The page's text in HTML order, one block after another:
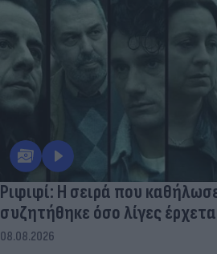
Ριφιφί: Η σειρά που
συζητήθηκε όσο λίγες
08.08.2026